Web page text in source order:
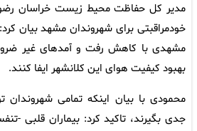
مدیر کل حفاظت محیط زیست خراسان
خودمراقبتی برای شهروندان مشهد بیان
مشهدی با کاهش رفت و آمدهای غیر
بهبود کیفیت هوای این کلانشهر ایفا کنند.
محمودی با بیان اینکه تمامی شهروندان
جدی بگیرند، تاکید کرد: بیماران قلبی -